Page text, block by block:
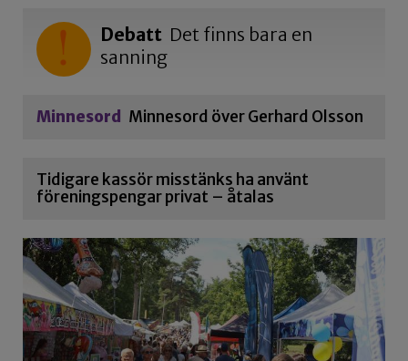
Debatt Det finns bara en
sanning
Minnesord Minnesord över Gerhard Olsson
Tidigare kassör misstänks ha använt
föreningspengar privat – åtalas